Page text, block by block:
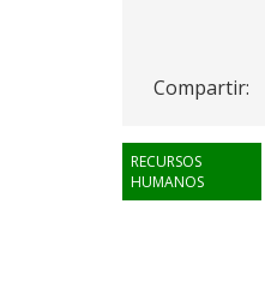
Compartir:
RECURSOS
HUMANOS